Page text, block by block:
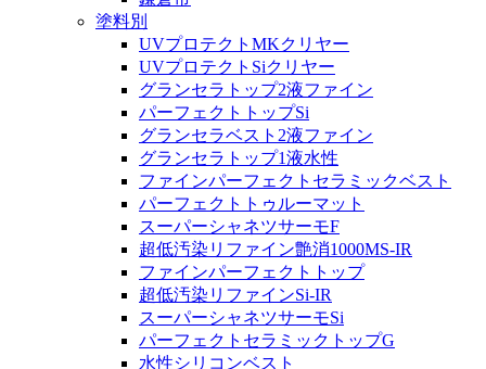
塗料別
UVプロテクトMKクリヤー
UVプロテクトSiクリヤー
グランセラトップ2液ファイン
パーフェクトトップSi
グランセラベスト2液ファイン
グランセラトップ1液水性
ファインパーフェクトセラミックベスト
パーフェクトトゥルーマット
スーパーシャネツサーモF
超低汚染リファイン艶消1000MS-IR
ファインパーフェクトトップ
超低汚染リファインSi-IR
スーパーシャネツサーモSi
パーフェクトセラミックトップG
水性シリコンベスト